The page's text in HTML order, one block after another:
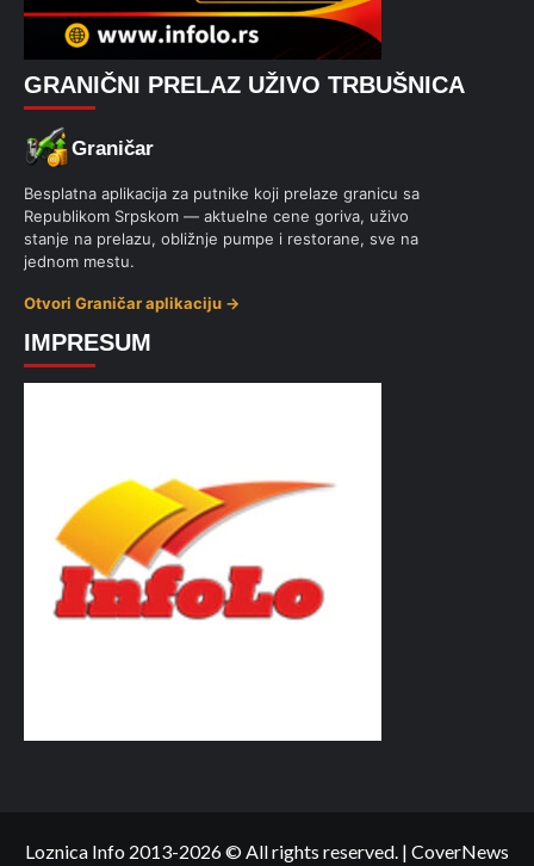
GRANIČNI PRELAZ UŽIVO TRBUŠNICA
Graničar
Besplatna aplikacija za putnike koji prelaze granicu sa
Republikom Srpskom — aktuelne cene goriva, uživo
stanje na prelazu, obližnje pumpe i restorane, sve na
jednom mestu.
Otvori Graničar aplikaciju →
IMPRESUM
Loznica Info 2013-2026 © All rights reserved. | CoverNews